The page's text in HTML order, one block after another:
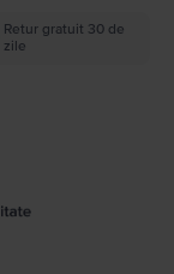
Retur gratuit 30 de
zile